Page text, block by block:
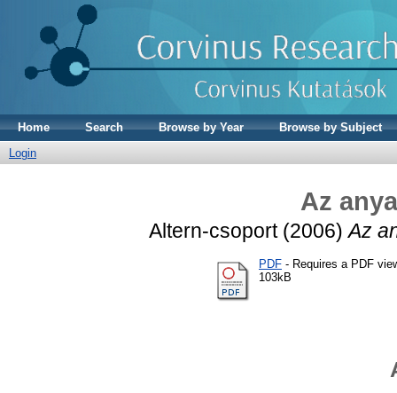
Home Search Browse by Year
Browse by Subject
Login
Az
Altern-csoport (2006)Az
PDF - Requires a PDF
103kB